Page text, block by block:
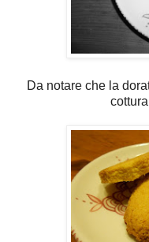
Da notare che la